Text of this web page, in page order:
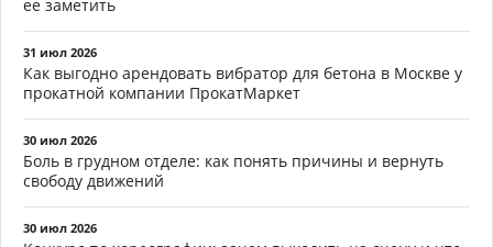
ее заметить
31 июл 2026
Как выгодно арендовать вибратор для бетона в Москве у
прокатной компании ПрокатМаркет
30 июл 2026
Боль в грудном отделе: как понять причины и вернуть
свободу движений
30 июл 2026